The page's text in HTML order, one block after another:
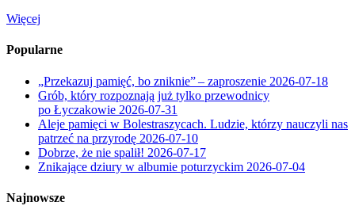
Więcej
Popularne
„Przekazuj pamięć, bo zniknie” – zaproszenie 2026-07-18
Grób, który rozpoznają już tylko przewodnicy
po Łyczakowie 2026-07-31
Aleje pamięci w Bolestraszycach. Ludzie, którzy nauczyli nas
patrzeć na przyrodę 2026-07-10
Dobrze, że nie spalił! 2026-07-17
Znikające dziury w albumie poturzyckim 2026-07-04
Najnowsze